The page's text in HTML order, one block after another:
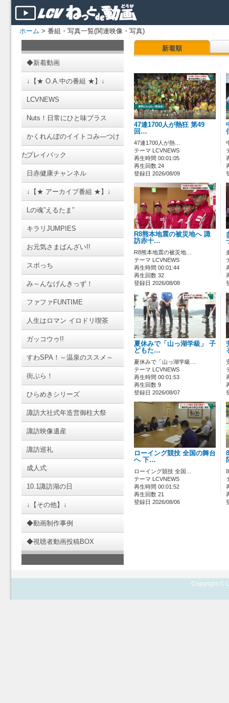
ホーム > 番組・写真一覧(関連映像・写真)
◆新着動画
↓【★ O.A.中の番組 ★】↓
LCVNEWS
Nuts！日常にひと味プラス
かくれんぼのイイトコみ―つけ
たプレイバック
日赤健康チャンネル
↓【★ アーカイブ番組 ★】↓
Lの魂”えるたま”
キラリJUMPIES
お元気さまばんざい!!
スポっち
み～んなげんきっず！
ファファFUNTIME
人生はロマン イロドリ喫茶
ガッコウゥ!!
すわSPA！～温泉のススメ～
街ぶら！
ひらめきシリーズ
諏訪大社式年造営御柱大祭
諏訪映像遺産
諏訪巡礼
成人式
10.1諏訪湖の日
↓【その他】↓
◆動画制作事例
◆視聴者動画投稿BOX
新着順
47連1700人が熱狂 第49
回…
47連1700人が熱…
テーマ LCVNEWS
再生時間 00:01:05
再生回数 24
登録日 2026/08/09
R8熊本地震の被災地へ 諏
訪赤十…
R8熊本地震の被災地…
テーマ LCVNEWS
再生時間 00:01:44
再生回数 32
登録日 2026/08/08
夏休みで「山っ湖学級」 子
どもた…
夏休みで「山っ湖学級…
テーマ LCVNEWS
再生時間 00:01:53
再生回数 9
登録日 2026/08/07
ローイング競技 全国の舞台
へ 下…
ローイング競技 全国…
テーマ LCVNEWS
再生時間 00:01:52
再生回数 21
登録日 2026/08/06
Copyright ©